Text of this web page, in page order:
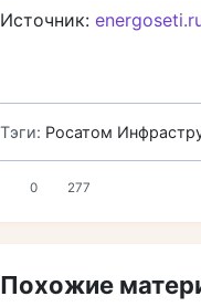
Источник:
Тэги: Росатом
0 277
Похожие